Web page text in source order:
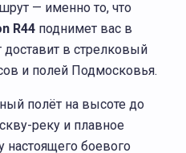
— именно то, что
R44 поднимет вас в
доставит в стрелковый
и полей Подмосковья.
полёт на высоте до
реку и плавное
настоящего боевого